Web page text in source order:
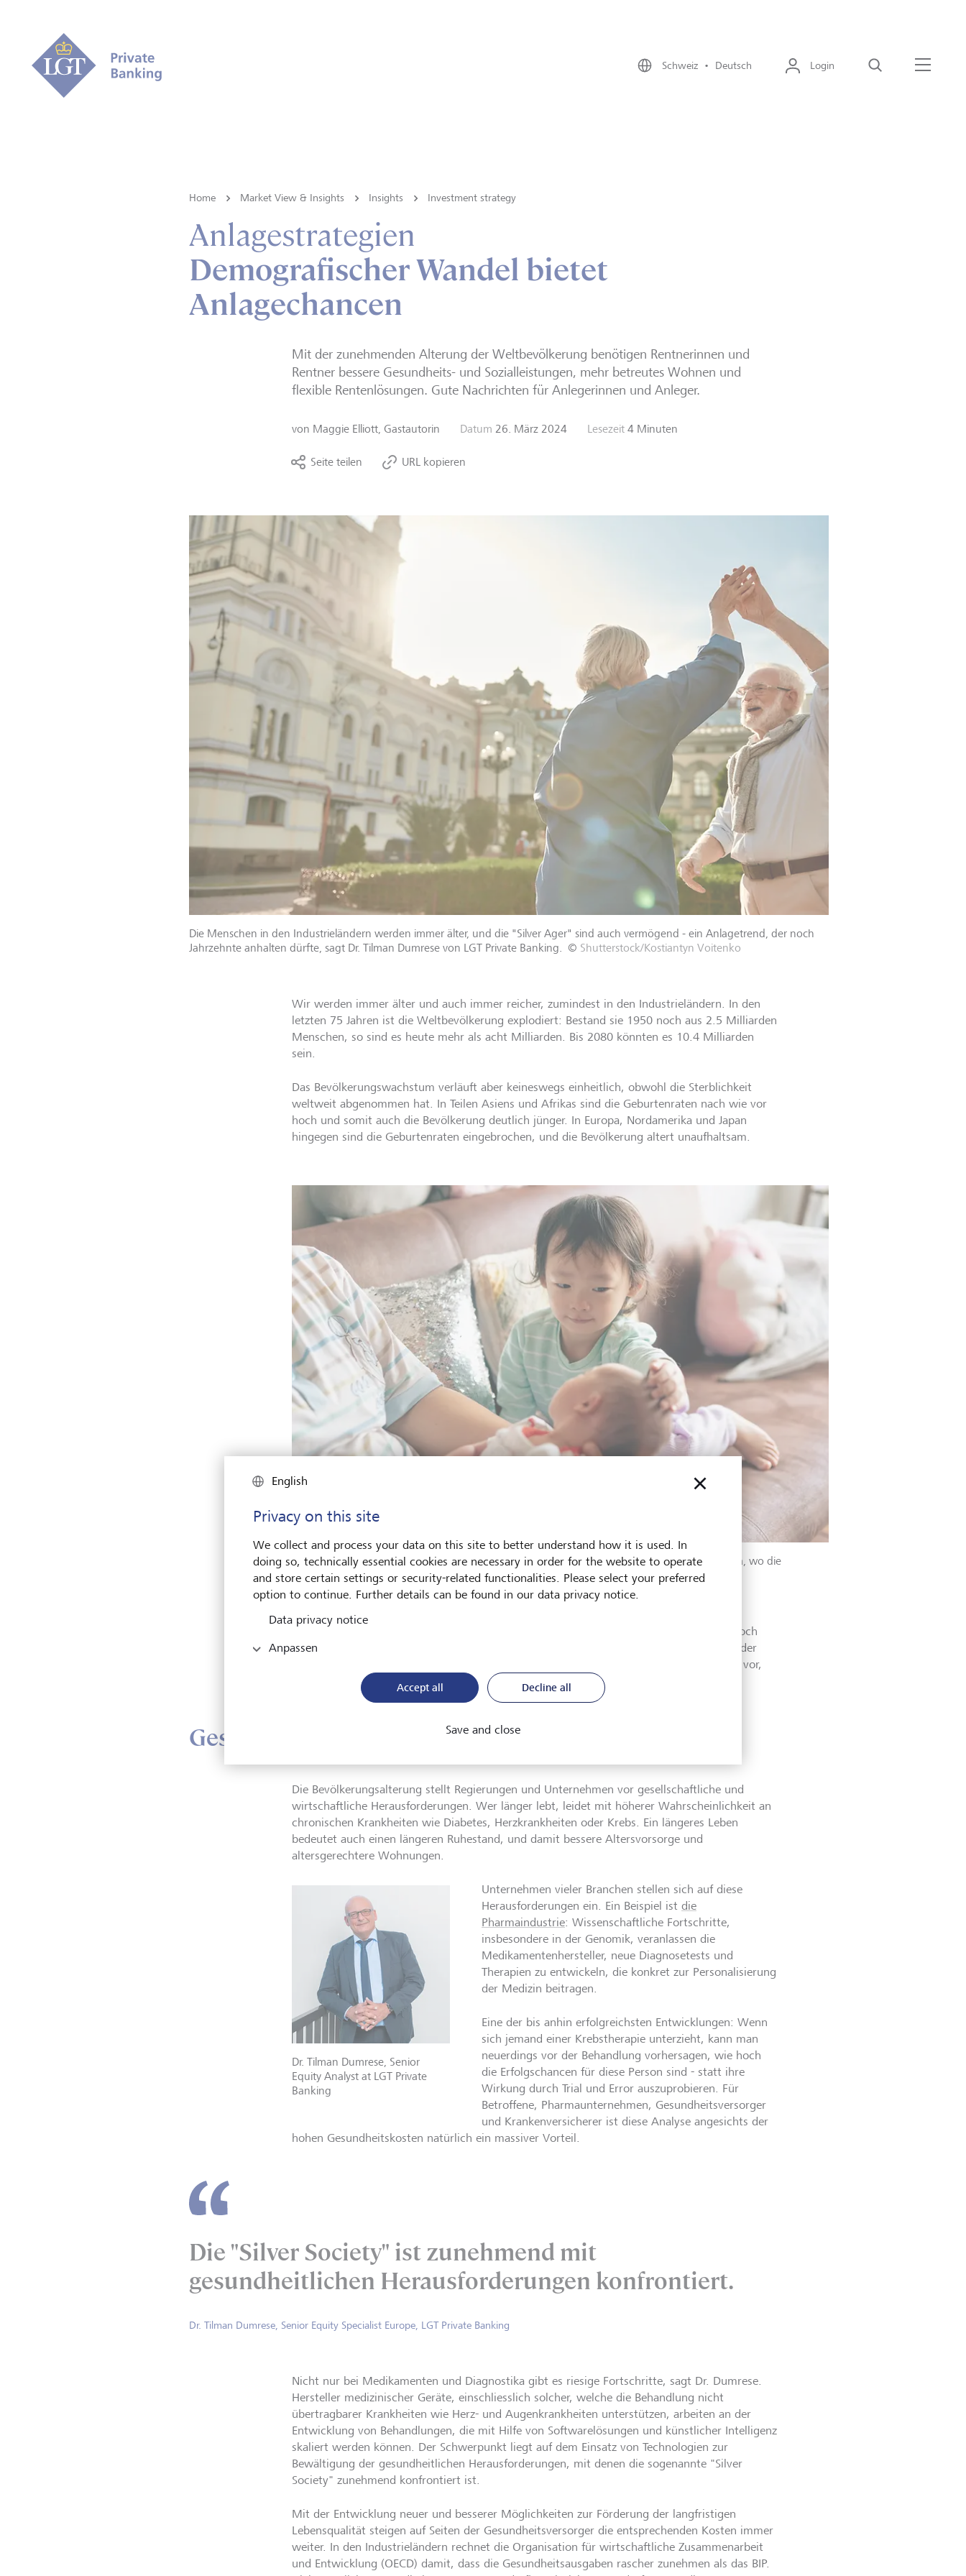
Schweiz • Deutsch Login
Home Market View & Insights Insights Investment strategy
Anlagestrategien
Demografischer Wandel bietet
Anlagechancen
Mit der zunehmenden Alterung der Weltbevölkerung benötigen Rentnerinnen und
Rentner bessere Gesundheits- und Sozialleistungen, mehr betreutes Wohnen und
flexible Rentenlösungen. Gute Nachrichten für Anlegerinnen und Anleger.
von Maggie Elliott, Gastautorin Datum 26. März 2024 Lesezeit 4 Minuten
Seite teilen URL kopieren
Die Menschen in den Industrieländern werden immer älter, und die "Silver Ager" sind auch vermögend - ein Anlagetrend, der noch
Jahrzehnte anhalten dürfte, sagt Dr. Tilman Dumrese von LGT Private Banking.
© Shutterstock/Kostiantyn Voitenko
Wir werden immer älter und auch immer reicher, zumindest in den Industrieländern. In den
letzten 75 Jahren ist die Weltbevölkerung explodiert: Bestand sie 1950 noch aus 2.5 Milliarden
Menschen, so sind es heute mehr als acht Milliarden. Bis 2080 könnten es 10.4 Milliarden
sein.
Das Bevölkerungswachstum verläuft aber keineswegs einheitlich, obwohl die Sterblichkeit
weltweit abgenommen hat. In Teilen Asiens und Afrikas sind die Geburtenraten nach wie vor
hoch und somit auch die Bevölkerung deutlich jünger. In Europa, Nordamerika und Japan
hingegen sind die Geburtenraten eingebrochen, und die Bevölkerung altert unaufhaltsam.
Das neue Geschwisterchen: In Europa, Nordamerika und Japan seltener als in Asien und Afrika, wo die
Geburtenraten nach wie vor hoch sind. © istock/Koh Sze Kiat
2050 wird die Zahl der weltweit über 65-Jährigen voraussichtlich mehr als doppelt so hoch
sein wie die Zahl der unter Fünfjährigen. Dr. Tilman Dumrese, Senior Equity Analyst bei der
LGT, veranschaulicht die Entwicklung mit einem Vergleich: "Stellen Sie sich eine Lawine vor,
die sich in Zeitlupe zu Tal bewegt."
Gesundheitsbedürfnisse im hohen Alter
Die Bevölkerungsalterung stellt Regierungen und Unternehmen vor gesellschaftliche und
wirtschaftliche Herausforderungen. Wer länger lebt, leidet mit höherer Wahrscheinlichkeit an
chronischen Krankheiten wie Diabetes, Herzkrankheiten oder Krebs. Ein längeres Leben
bedeutet auch einen längeren Ruhestand, und damit bessere Altersvorsorge und
altersgerechtere Wohnungen.
Dr. Tilman Dumrese, Senior
Equity Analyst at LGT Private
Banking
Unternehmen vieler Branchen stellen sich auf diese
Herausforderungen ein. Ein Beispiel ist die
Pharmaindustrie: Wissenschaftliche Fortschritte,
insbesondere in der Genomik, veranlassen die
Medikamentenhersteller, neue Diagnosetests und
Therapien zu entwickeln, die konkret zur Personalisierung
der Medizin beitragen.
Eine der bis anhin erfolgreichsten Entwicklungen: Wenn
sich jemand einer Krebstherapie unterzieht, kann man
neuerdings vor der Behandlung vorhersagen, wie hoch
die Erfolgschancen für diese Person sind - statt ihre
Wirkung durch Trial und Error auszuprobieren. Für
Betroffene, Pharmaunternehmen, Gesundheitsversorger
und Krankenversicherer ist diese Analyse angesichts der
hohen Gesundheitskosten natürlich ein massiver Vorteil.
Die "Silver Society" ist zunehmend mit
gesundheitlichen Herausforderungen konfrontiert.
Dr. Tilman Dumrese, Senior Equity Specialist Europe, LGT Private Banking
Nicht nur bei Medikamenten und Diagnostika gibt es riesige Fortschritte, sagt Dr. Dumrese.
Hersteller medizinischer Geräte, einschliesslich solcher, welche die Behandlung nicht
übertragbarer Krankheiten wie Herz- und Augenkrankheiten unterstützen, arbeiten an der
Entwicklung von Behandlungen, die mit Hilfe von Softwarelösungen und künstlicher Intelligenz
skaliert werden können. Der Schwerpunkt liegt auf dem Einsatz von Technologien zur
Bewältigung der gesundheitlichen Herausforderungen, mit denen die sogenannte "Silver
Society" zunehmend konfrontiert ist.
Mit der Entwicklung neuer und besserer Möglichkeiten zur Förderung der langfristigen
Lebensqualität steigen auf Seiten der Gesundheitsversorger die entsprechenden Kosten immer
weiter. In den Industrieländern rechnet die Organisation für wirtschaftliche Zusammenarbeit
und Entwicklung (OECD) damit, dass die Gesundheitsausgaben rascher zunehmen als das BIP.
English
Privacy on this site
We collect and process your data on this site to better understand how it is used. In
doing so, technically essential cookies are necessary in order for the website to operate
and store certain settings or security-related functionalities. Please select your preferred
option to continue. Further details can be found in our data privacy notice.
Data privacy notice
Anpassen
Accept all Decline all
Save and close